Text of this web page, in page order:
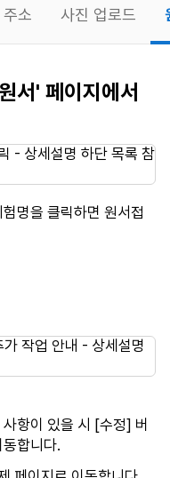
소 사진 업로드
서' 페이지에서
명을 클릭하면 원서접
항이 있을 시 [수정] 버
합니다.